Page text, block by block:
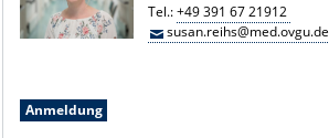
Tel.:+49 391 67 21912
susan.reihs@med.ovgu.de
Anmeldung